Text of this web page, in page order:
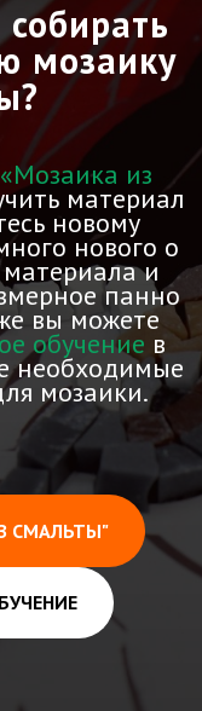
мозаику
«Мозаика из
материал
новому
нового о
и
панно
вы можете
обучение в
необходимые
мозаики.
СМАЛЬТЫ"